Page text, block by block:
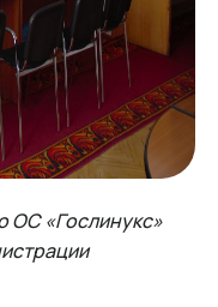
ОС «Гослинукс»